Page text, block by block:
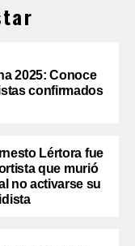
2025: Conoce
confirmados
Lértora fue
que murió
no activarse su